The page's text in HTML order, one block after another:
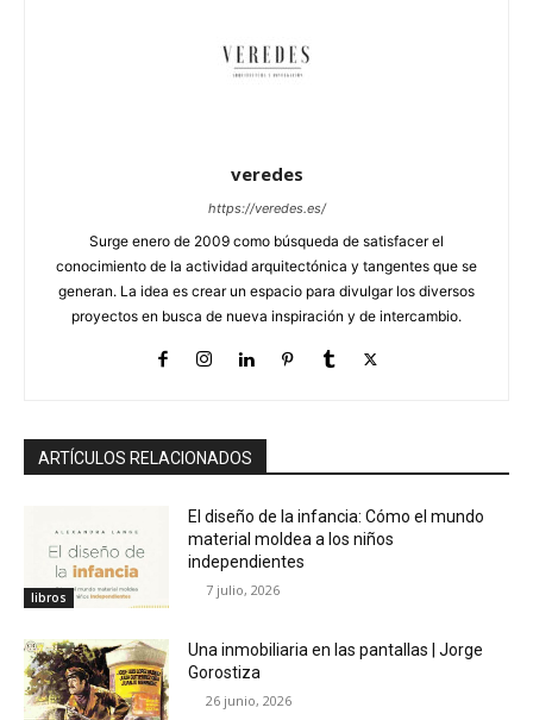
veredes
https://veredes.es/
Surge enero de 2009 como búsqueda de satisfacer el
conocimiento de la actividad arquitectónica y tangentes que se
generan. La idea es crear un espacio para divulgar los diversos
proyectos en busca de nueva inspiración y de intercambio.
ARTÍCULOS RELACIONADOS
libros
El diseño de la infancia: Cómo el mundo
material moldea a los niños
independientes
7 julio, 2026
Una inmobiliaria en las pantallas | Jorge
Gorostiza
26 junio, 2026